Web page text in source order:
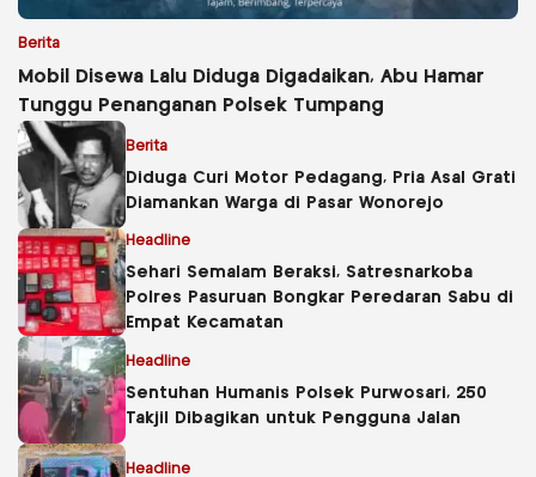
Berita
Mobil Disewa Lalu Diduga Digadaikan, Abu Hamar
Tunggu Penanganan Polsek Tumpang
Berita
Diduga Curi Motor Pedagang, Pria Asal Grati
Diamankan Warga di Pasar Wonorejo
Headline
Sehari Semalam Beraksi, Satresnarkoba
Polres Pasuruan Bongkar Peredaran Sabu di
Empat Kecamatan
Headline
Sentuhan Humanis Polsek Purwosari, 250
Takjil Dibagikan untuk Pengguna Jalan
Headline